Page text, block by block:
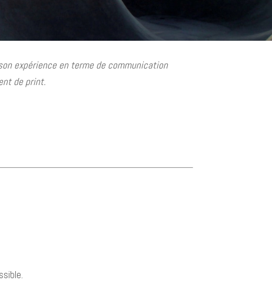
expérience en terme de communication
de print.